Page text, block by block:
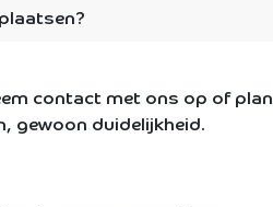
contact met ons op of
gewoon duidelijkheid.